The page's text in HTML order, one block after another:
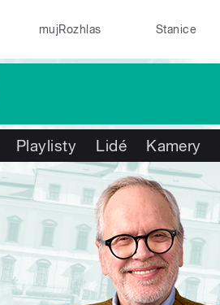
mujRozhlas Stanice
Playlisty Lidé Kamery